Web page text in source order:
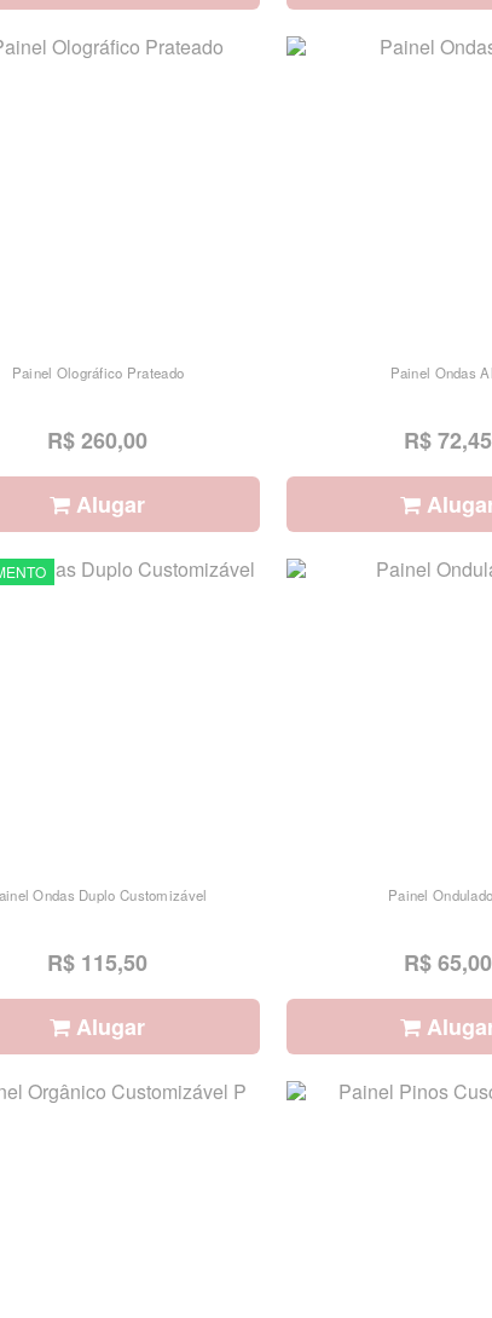
Painel Olográfico Prateado
R$ 260,00
Alugar
Painel Ondas
R$ 72,45
Ondas Duplo Customizável
R$ 115,50
Alugar
Painel
R$ 65,00